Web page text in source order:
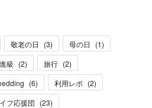
敬老の日 (3) 母の日 (1)
級 (2) 旅行 (2)
(6) 利用レポ (2)
フ応援団 (23)